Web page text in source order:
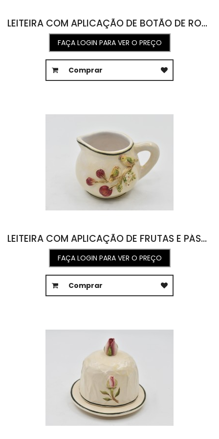
LEITEIRA COM APLICAÇÃO DE BOTÃO DE ROSA 10L X 12C X 7,5A
FAÇA LOGIN PARA VER O PREÇO
Comprar
LEITEIRA COM APLICAÇÃO DE FRUTAS E PÁSSARO 8L X 9C X 11A
FAÇA LOGIN PARA VER O PREÇO
Comprar